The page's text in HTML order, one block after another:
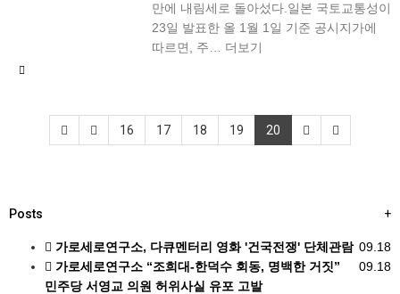
만에 내림세로 돌아섰다.일본 국토교통성이
23일 발표한 올 1월 1일 기준 공시지가에
따르면, 주… 더보기
16 17 18 19 20
+
Posts
09.18
가로세로연구소, 다큐멘터리 영화 '건국전쟁' 단체관람
09.18
가로세로연구소 “조희대-한덕수 회동, 명백한 거짓”
민주당 서영교 의원 허위사실 유포 고발